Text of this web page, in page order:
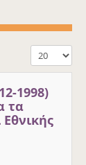
Εμφάνιση #
1998)
τα